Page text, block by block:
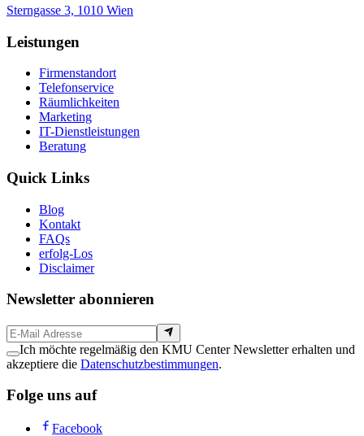
Sterngasse 3, 1010 Wien
Leistungen
Firmenstandort
Telefonservice
Räumlichkeiten
Marketing
IT-Dienstleistungen
Beratung
Quick Links
Blog
Kontakt
FAQs
erfolg-Los
Disclaimer
Newsletter abonnieren
Ich möchte regelmäßig den KMU Center Newsletter erhalten und
akzeptiere die Datenschutzbestimmungen.
Folge uns auf
Facebook